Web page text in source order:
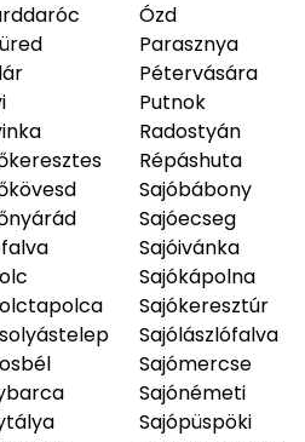
Ózd
Parasznya
Pétervására
Putnok
Radostyán
Répáshuta
Sajóbábony
Sajóecseg
Sajóivánka
Sajókápolna
Sajókeresztúr
Sajólászlófalva
Sajómercse
Sajónémeti
Sajópüspöki